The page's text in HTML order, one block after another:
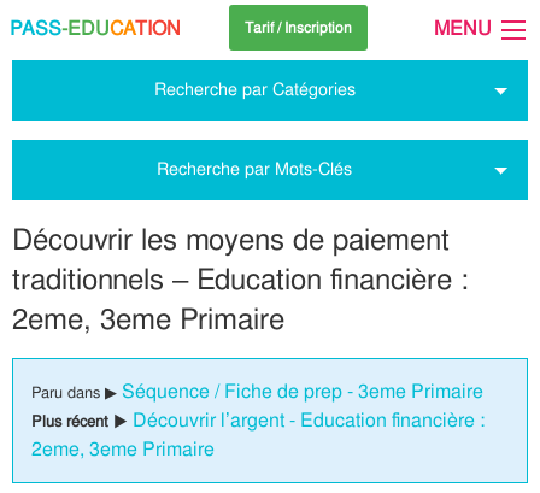
PASS-EDUCATION Tarif / Inscription MENU
Recherche par Catégories
Recherche par Mots-Clés
Découvrir les moyens de paiement
traditionnels – Education financière :
2eme, 3eme Primaire
Paru dans ▶ Séquence / Fiche de prep - 3eme Primaire
Plus récent ▶ Découvrir l’argent - Education financière :
2eme, 3eme Primaire